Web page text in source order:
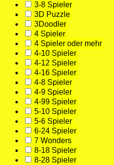
3-8 Spieler
3D Puzzle
3Doodler
4 Spieler
4 Spieler oder mehr
4-10 Spieler
4-12 Spieler
4-16 Spieler
4-8 Spieler
4-9 Spieler
4-99 Spieler
5-10 Spieler
5-6 Spieler
6-24 Spieler
7 Wonders
8-18 Spieler
8-28 Spieler